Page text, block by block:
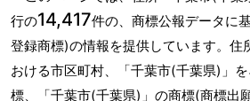
行の14,417件の、商標公報データに
登録商標)の情報を提供しています。住
おける市区町村、「千葉市(千葉県)」
標、「千葉市(千葉県)」の商標(商標出